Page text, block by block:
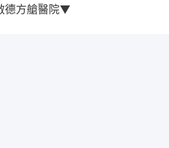
德方艙醫院▼